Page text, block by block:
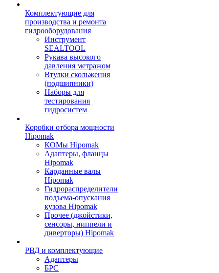
Комплектующие для
производства и ремонта
гидрооборудования
Инструмент
SEALTOOL
Рукава высокого
давления метражом
Втулки скольжения
(подшипники)
Наборы для
тестирования
гидросистем
Коробки отбора мощности
Hipomak
КОМы Hipomak
Адаптеры, фланцы
Hipomak
Карданные валы
Hipomak
Гидрораспределители
подъема-опускания
кузова Hipomak
Прочее (джойстики,
сенсоры, ниппели и
диверторы) Hipomak
РВД и комплектующие
Адаптеры
БРС